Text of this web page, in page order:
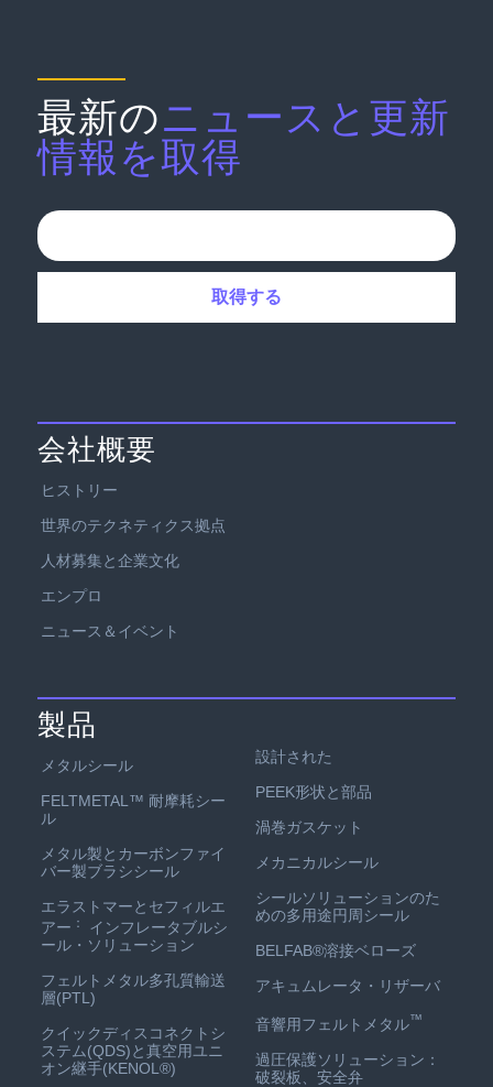
最新のニュースと更新
情報を取得
会社概要
ヒストリー
世界のテクネティクス拠点
人材募集と企業文化
エンプロ
ニュース＆イベント
製品
メタルシール
FELTMETAL™ 耐摩耗シー
ル
メタル製とカーボンファイ
バー製ブラシシール
エラストマーとセフィルエ
アー ：
インフレータブルシ
ール・ソリューション
フェルトメタル多孔質輸送
層(PTL)
クイックディスコネクトシ
ステム(QDS)と真空用ユニ
オン継手(KENOL®)
設計された
PEEK形状と部品
渦巻ガスケット
メカニカルシール
シールソリューションのた
めの多用途円周シール
BELFAB®溶接ベローズ
アキュムレータ・リザーバ
音響用フェルトメタル™
過圧保護ソリューション：
破裂板、安全弁